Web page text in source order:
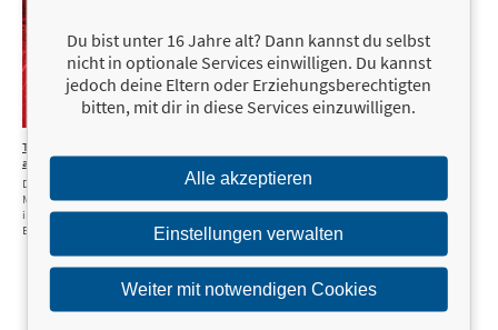
Traders, Guns
and Money
Die dunklen
Machenschaften im
internationalen
Börsenhandel
Du bist unter 16 Jahre alt? Dann kannst du selbst
nicht in optionale Services einwilligen. Du kannst
jedoch deine Eltern oder Erziehungsberechtigten
bitten, mit dir in diese Services einzuwilligen.
Alle akzeptieren
Einstellungen verwalten
Weiter mit notwendigen Cookies